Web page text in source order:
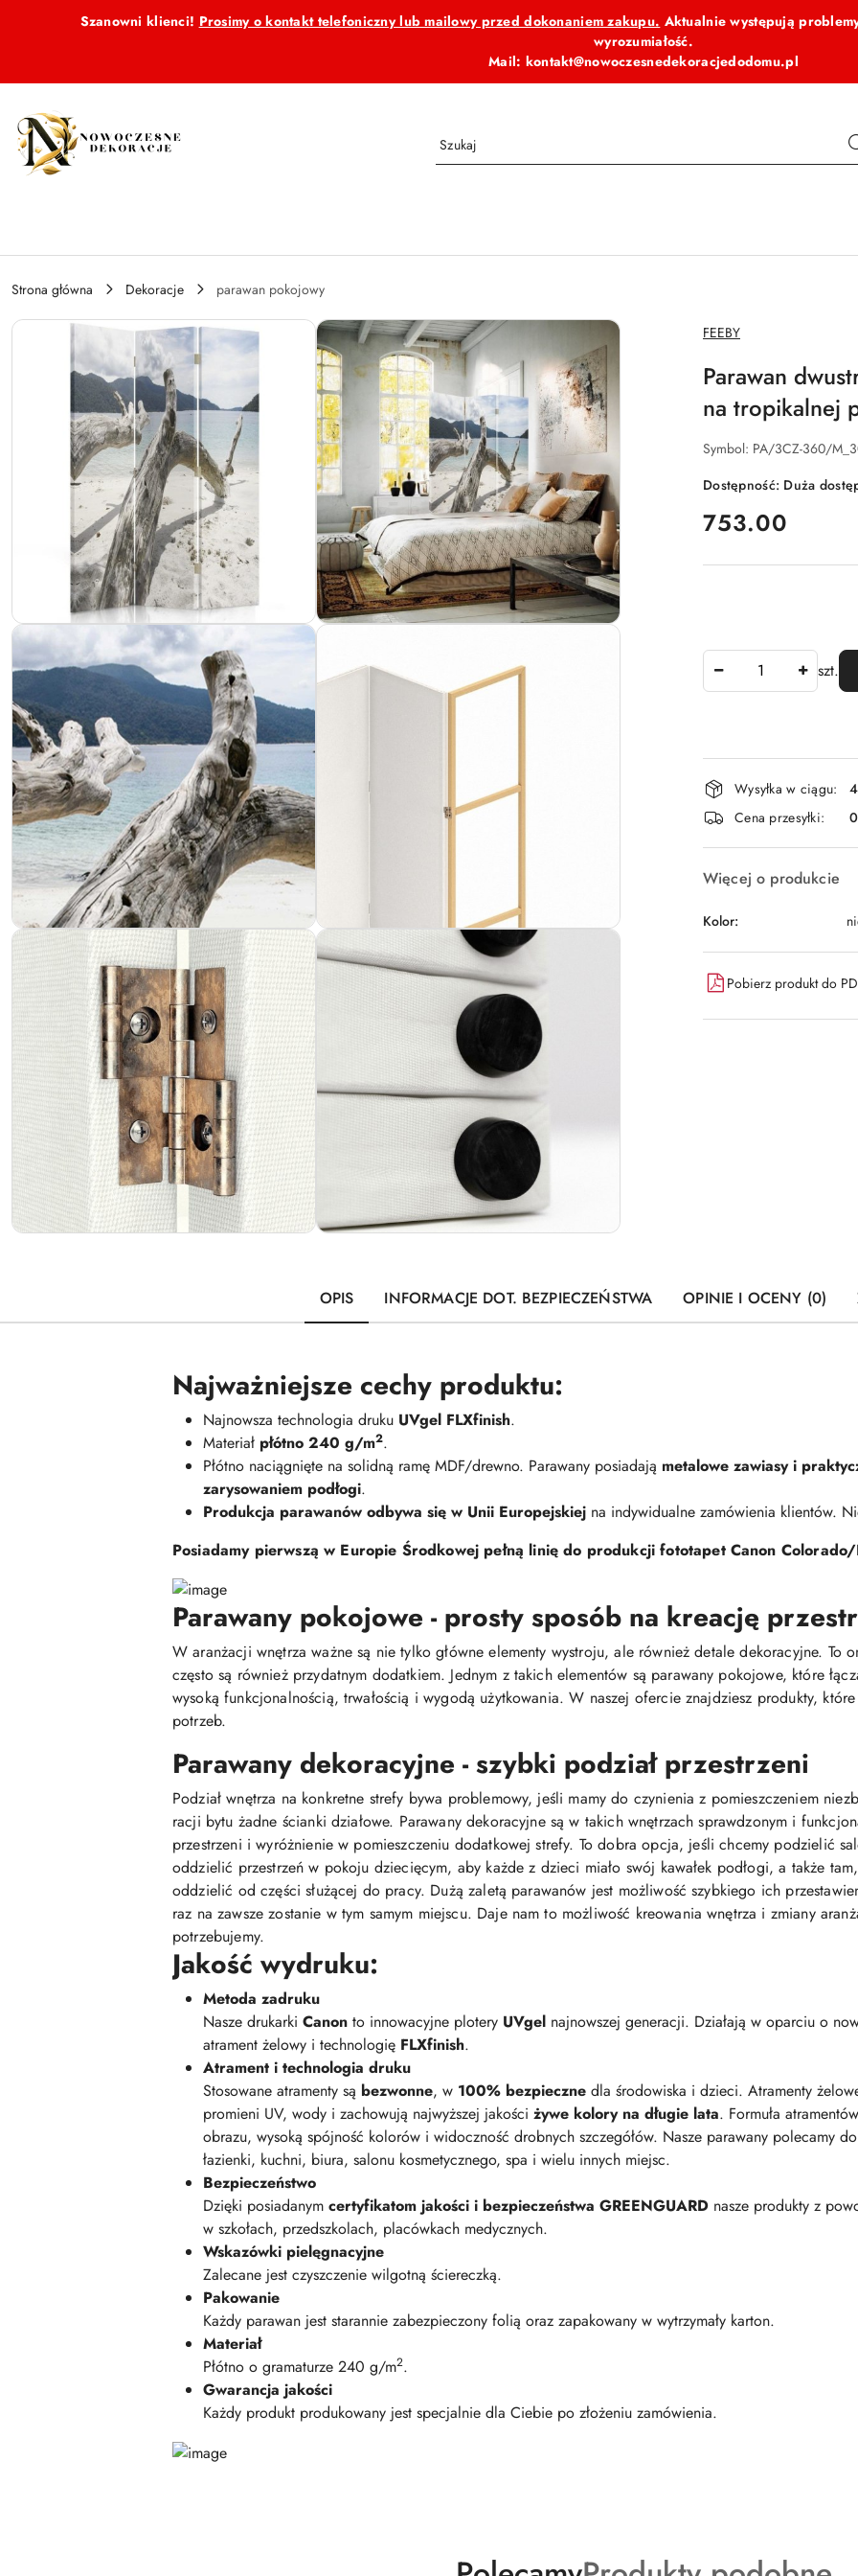
Przejdź do treści głównej
Przejdź do wyszukiwarki
Przejdź do moje konto
Przejdź do menu głównego
Przejdź do opisu produktu
Przejdź do stopki
Szanowni klienci! Prosimy o kontakt telefoniczny lub mailowy przed dokonaniem zakupu. Aktualnie występują
wyrozumiałość.
Mail: kontakt@nowoczesnedekoracjedodomu.pl
Strona główna Dekoracje
parawan pokojowy
NAZWA
PRODUCENTA:
FEEBY
Parawan
na tropikalnej
Symbol: PA/3CZ-360/
Dostępność: Duża
cena:
753.00
szt.
Dostępność
i
dostawa
Wysyłka w ciągu:
Cena przesyłki:
0
Więcej o produkcie
Kolor:
Pobierz produkt do
OPIS INFORMACJE DOT. BEZPIECZEŃSTWA OPINIE I OCENY (0)
Najważniejsze cechy produktu:
Najnowsza technologia druku UVgel FLXfinish.
Materiał płótno 240 g/m2.
Płótno naciągnięte na solidną ramę MDF/drewno. Parawany posiadają metalowe zawiasy i
zarysowaniem podłogi.
Produkcja parawanów odbywa się w Unii Europejskiej na indywidualne zamówienia klientów.
Posiadamy pierwszą w Europie Środkowej pełną linię do produkcji fototapet Canon
Parawany pokojowe - prosty sposób na kreację
W aranżacji wnętrza ważne są nie tylko główne elementy wystroju, ale również detale dekoracyjne. To
często są również przydatnym dodatkiem. Jednym z takich elementów są parawany pokojowe, które
wysoką funkcjonalnością, trwałością i wygodą użytkowania. W naszej ofercie znajdziesz produkty,
potrzeb.
Parawany dekoracyjne - szybki podział przestrzeni
Podział wnętrza na konkretne strefy bywa problemowy, jeśli mamy do czynienia z pomieszczeniem
racji bytu żadne ścianki działowe. Parawany dekoracyjne są w takich wnętrzach sprawdzonym i
przestrzeni i wyróżnienie w pomieszczeniu dodatkowej strefy. To dobra opcja, jeśli chcemy podzielić
oddzielić przestrzeń w pokoju dziecięcym, aby każde z dzieci miało swój kawałek podłogi, a także
oddzielić od części służącej do pracy. Dużą zaletą parawanów jest możliwość szybkiego ich
raz na zawsze zostanie w tym samym miejscu. Daje nam to możliwość kreowania wnętrza i zmiany
potrzebujemy.
Jakość wydruku:
Metoda zadruku
Nasze drukarki Canon to innowacyjne plotery UVgel najnowszej generacji. Działają w oparciu o
atrament żelowy i technologię FLXfinish.
Atrament i technologia druku
Stosowane atramenty są bezwonne, w 100% bezpieczne dla środowiska i dzieci. Atramenty
promieni UV, wody i zachowują najwyższej jakości żywe kolory na długie lata. Formuła
obrazu, wysoką spójność kolorów i widoczność drobnych szczegółów. Nasze parawany polecamy
łazienki, kuchni, biura, salonu kosmetycznego, spa i wielu innych miejsc.
Bezpieczeństwo
Dzięki posiadanym certyfikatom jakości i bezpieczeństwa GREENGUARD nasze produkty z
w szkołach, przedszkolach, placówkach medycznych.
Wskazówki pielęgnacyjne
Zalecane jest czyszczenie wilgotną ściereczką.
Pakowanie
Każdy parawan jest starannie zabezpieczony folią oraz zapakowany w wytrzymały karton.
Materiał
Płótno o gramaturze 240 g/m2.
Gwarancja jakości
Każdy produkt produkowany jest specjalnie dla Ciebie po złożeniu zamówienia.